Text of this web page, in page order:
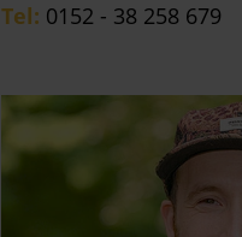
Tel: 0152 - 38 258 679